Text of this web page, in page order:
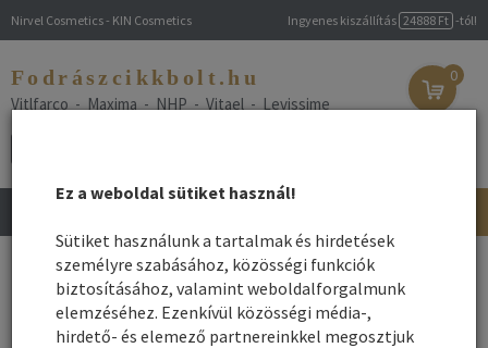
Nirvel Cosmetics - KIN Cosmetics Ingyenes kiszállítás 24888 Ft -tól!
Fodrászcikkbolt.hu
Vitlfarco - Maxima - NHP - Vitael - Levissime
0
navigation
Főoldal/Webshop/Drogéria / Organica fésű hajkefe
Organica fésű hajkefe
Ez a weboldal sütiket használ!
Sütiket használunk a tartalmak és hirdetések
személyre szabásához, közösségi funkciók
biztosításához, valamint weboldalforgalmunk
elemzéséhez. Ezenkívül közösségi média-,
hirdető- és elemező partnereinkkel megosztjuk